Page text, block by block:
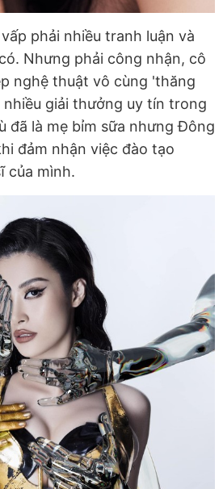
phải nhiều tranh luận và
Nhưng phải công nhận, cô
nghệ thuật vô cùng 'thăng
giải thưởng uy tín trong
đã là mẹ bỉm sữa nhưng Đông
đảm nhận việc đào tạo
của mình.